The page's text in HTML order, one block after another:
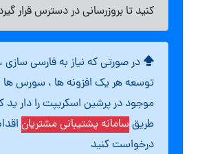
کنید تا بروزرسانی در دسترس قرار
در صورتی که نیاز به فارسی
توسعه هر یک افزونه ها ، سورس
موجود در پرشین اسکریپت را دار ید
طریقسامانه پشتیبانی مشتریان
درخواست کنید